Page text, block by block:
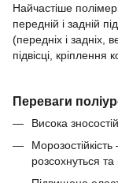
Найчастіше
передній і задній
(передніх і задніх,
підвісці,
Переваги
Висока
розсохнуться та